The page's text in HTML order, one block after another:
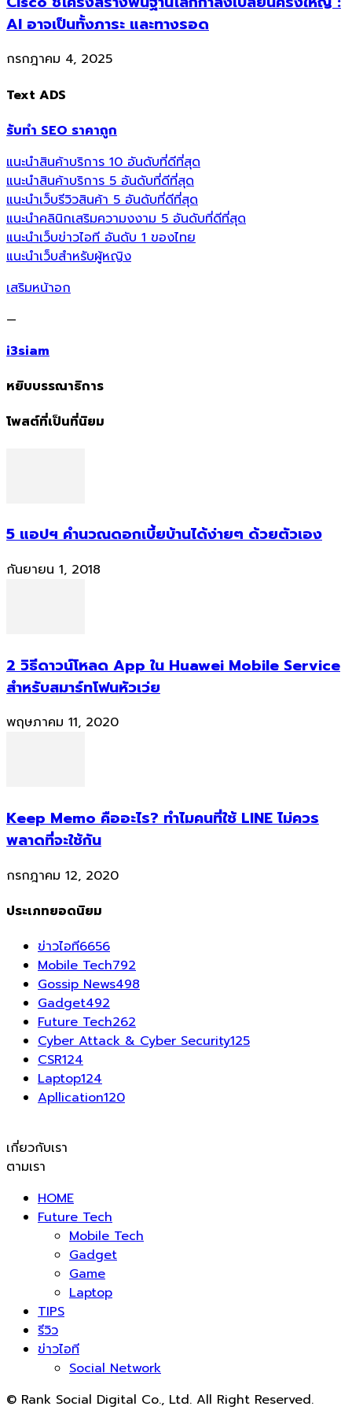
AI อาจเป็นทั้งภาระ และทางรอด
กรกฎาคม 4, 2025
Text ADS
รับทำ SEO ราคาถูก
แนะนำสินค้าบริการ 10 อันดับที่ดีที่สุด
แนะนำสินค้าบริการ 5 อันดับที่ดีที่สุด
แนะนำเว็บรีวิวสินค้า 5 อันดับที่ดีที่สุด
แนะนำคลินิกเสริมความงงาม 5 อันดับที่ดีที่สุด
แนะนำเว็บข่าวไอที อันดับ 1 ของไทย
แนะนำเว็บสำหรับผู้หญิง
เสริมหน้าอก
—
i3siam
หยิบบรรณาธิการ
โพสต์ที่เป็นที่นิยม
5 แอปฯ คำนวณดอกเบี้ยบ้านได้ง่ายๆ ด้วยตัวเอง
กันยายน 1, 2018
2 วิธีดาวน์โหลด App ใน Huawei Mobile Service
สำหรับสมาร์ทโฟนหัวเว่ย
พฤษภาคม 11, 2020
Keep Memo คืออะไร? ทำไมคนที่ใช้ LINE ไม่ควร
พลาดที่จะใช้กัน
กรกฎาคม 12, 2020
ประเภทยอดนิยม
ข่าวไอที6656
Mobile Tech792
Gossip News498
Gadget492
Future Tech262
Cyber Attack & Cyber Security125
CSR124
Laptop124
Apllication120
เกี่ยวกับเรา
ตามเรา
HOME
Future Tech
Mobile Tech
Gadget
Game
Laptop
TIPS
รีวิว
ข่าวไอที
Social Network
© Rank Social Digital Co., Ltd. All Right Reserved.